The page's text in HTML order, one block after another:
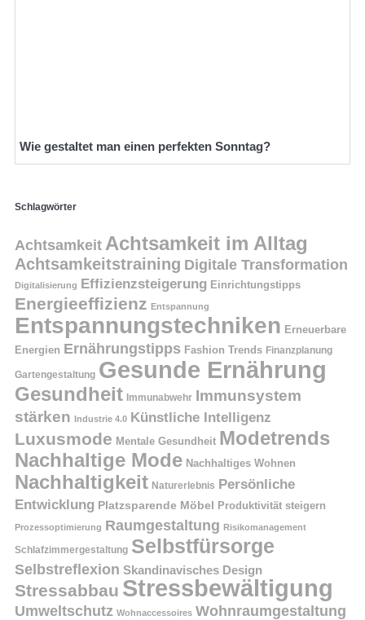
Wie gestaltet man einen perfekten Sonntag?
Schlagwörter
Achtsamkeit Achtsamkeit im Alltag
Achtsamkeitstraining Digitale Transformation
Digitalisierung Effizienzsteigerung Einrichtungstipps
Energieeffizienz Entspannung
Entspannungstechniken Erneuerbare
Energien Ernährungstipps Fashion Trends Finanzplanung
Gartengestaltung Gesunde Ernährung
Gesundheit Immunabwehr Immunsystem
stärken Industrie 4.0 Künstliche Intelligenz
Luxusmode Mentale Gesundheit Modetrends
Nachhaltige Mode Nachhaltiges Wohnen
Nachhaltigkeit Naturerlebnis Persönliche
Entwicklung Platzsparende Möbel Produktivität steigern
Prozessoptimierung Raumgestaltung Risikomanagement
Schlafzimmergestaltung Selbstfürsorge
Selbstreflexion Skandinavisches Design
Stressabbau Stressbewältigung
Umweltschutz Wohnaccessoires Wohnraumgestaltung